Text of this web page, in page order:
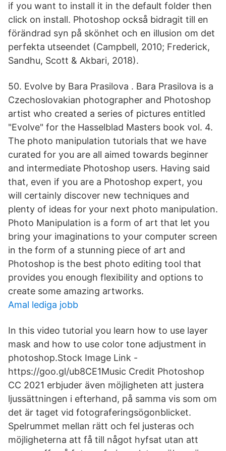
if you want to install it in the default folder then
click on install. Photoshop också bidragit till en
förändrad syn på skönhet och en illusion om det
perfekta utseendet (Campbell, 2010; Frederick,
Sandhu, Scott & Akbari, 2018).
50. Evolve by Bara Prasilova . Bara Prasilova is a
Czechoslovakian photographer and Photoshop
artist who created a series of pictures entitled
"Evolve" for the Hasselblad Masters book vol. 4.
The photo manipulation tutorials that we have
curated for you are all aimed towards beginner
and intermediate Photoshop users. Having said
that, even if you are a Photoshop expert, you
will certainly discover new techniques and
plenty of ideas for your next photo manipulation.
Photo Manipulation is a form of art that let you
bring your imaginations to your computer screen
in the form of a stunning piece of art and
Photoshop is the best photo editing tool that
provides you enough flexibility and options to
create some amazing artworks.
Amal lediga jobb
In this video tutorial you learn how to use layer
mask and how to use color tone adjustment in
photoshop.Stock Image Link -
https://goo.gl/ub8CE1Music Credit Photoshop
CC 2021 erbjuder även möjligheten att justera
ljussättningen i efterhand, på samma vis som om
det är taget vid fotograferingsögonblicket.
Spelrummet mellan rätt och fel justeras och
möjligheterna att få till något hyfsat utan att